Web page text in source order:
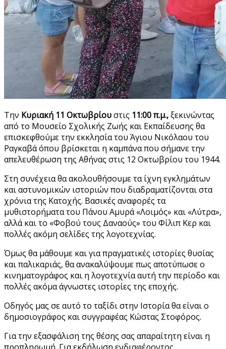
Την Κυριακή 11 Οκτωβρίουστις 11:00 π.μ.,ξεκινώντας
από το Μουσείο Σχολικής Ζωής και Εκπαίδευσης θα
επισκεφθούμε την εκκλησία του Άγιου Νικόλαου του
Ραγκαβά όπου βρίσκεται η καμπάνα που σήμανε την
απελευθέρωση της Αθήνας στις 12 Οκτωβρίου του 1944.
Στη συνέχεια θα ακολουθήσουμε τα ίχνη εγκλημάτων
και αστυνομικών ιστοριών που διαδραματίζονται στα
χρόνια της Κατοχής. Βασικές αναφορές τα
μυθιστορήματα του Πάνου Αμυρά «Λοιμός» και «Λύτρα»,
αλλά και το «Φοβού τους Δαναούς» του Φίλιπ Κερ και
πολλές ακόμη σελίδες της λογοτεχνίας.
Όμως θα μάθουμε και για πραγματικές ιστορίες θυσίας
και παλικαριάς, θα ανακαλύψουμε πως αποτύπωσε ο
κινηματογράφος και η λογοτεχνία αυτή την περίοδο και
πολλές ακόμα άγνωστες ιστορίες της εποχής.
Οδηγός μας σε αυτό το ταξίδι στην Ιστορία θα είναι ο
δημοσιογράφος και συγγραφέας Κώστας Στοφόρος.
Για την εξασφάλιση της θέσης σας απαραίτητη είναι η